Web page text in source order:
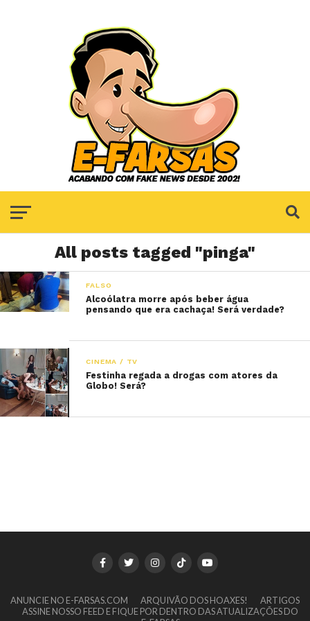
All posts tagged "pinga"
FALSO
Alcoólatra morre após beber água
pensando que era cachaça! Será verdade?
CINEMA / TV
Festinha regada a drogas com atores da
Globo! Será?
ANUNCIE NO E-FARSAS.COM ARQUIVÃO DOS HOAXES!
ARTIGOS
ASSINE NOSSO FEED E FIQUE POR DENTRO DAS ATUALIZAÇÕES DO